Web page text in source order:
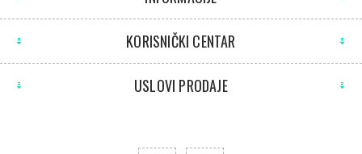
KORISNIČKI CENTAR
USLOVI PRODAJE